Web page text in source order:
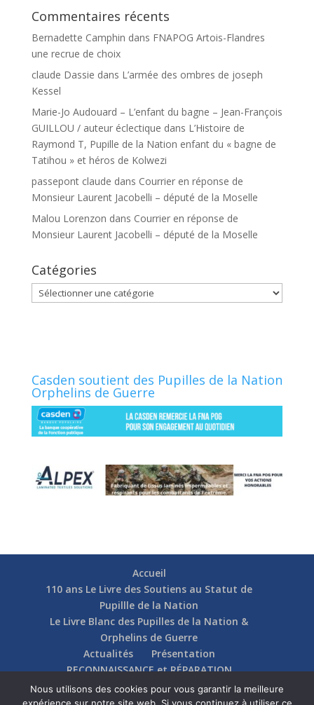
Commentaires récents
Bernadette Camphin dans FNAPOG Artois-Flandres
une recrue de choix
claude Dassie dans L’armée des ombres de joseph
Kessel
Marie-Jo Audouard – L’enfant du bagne – Jean-François
GUILLOU / auteur éclectique dans L’Histoire de
Raymond T, Pupille de la Nation enfant du « bagne de
Tatihou » et héros de Kolwezi
passepont claude dans Courrier en réponse de
Monsieur Laurent Jacobelli – député de la Moselle
Malou Lorenzon dans Courrier en réponse de
Monsieur Laurent Jacobelli – député de la Moselle
Catégories
Catégories
Casden soutient des Pupilles de la Nation
Orphelins de Guerre
Accueil
110 ans Le Livre des Soutiens au Statut de
Pupillle de la Nation
Le Livre Blanc des Pupilles de la Nation &
Orphelins de Guerre
Actualités
Présentation
RECONNAISSANCE et RÉPARATION
Nos soutiens
Fédérations
Actions
Communication
Contact
Nous utilisons des cookies pour vous garantir la meilleure